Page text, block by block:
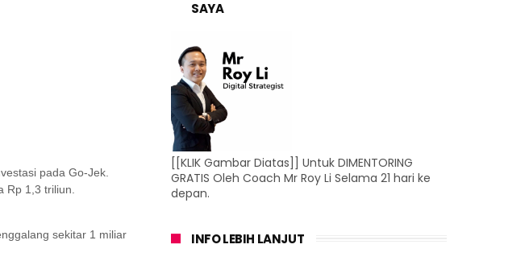
pada Go-Jek.
Rp 1,3 triliun.
sekitar 1 miliar
SAYA
[[KLIK Gambar Diatas]] Untuk DIMENTORING
GRATIS Oleh Coach Mr Roy Li Selama 21 hari ke
depan.
INFO LEBIH LANJUT